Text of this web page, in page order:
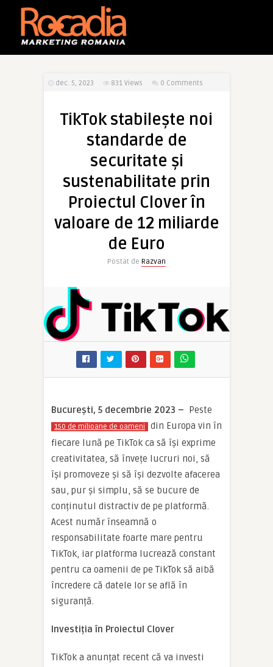
dec. 5, 2023 831 Views 0 Comments
TikTok stabilește noi
standarde de
securitate și
sustenabilitate prin
Proiectul Clover în
valoare de 12 miliarde
de Euro
Postat de Razvan
București, 5 decembrie 2023 – Peste
150 de milioane de oameni
din Europa vin în
fiecare lună pe TikTok ca să își exprime
creativitatea, să învețe lucruri noi, să
își promoveze și să își dezvolte afacerea
sau, pur și simplu, să se bucure de
conținutul distractiv de pe platformă.
Acest număr înseamnă o
responsabilitate foarte mare pentru
TikTok, iar platforma lucrează constant
pentru ca oamenii de pe TikTok să aibă
încredere că datele lor se află în
siguranță.
Investiția în Proiectul Clover
TikTok a anunțat recent că va investi